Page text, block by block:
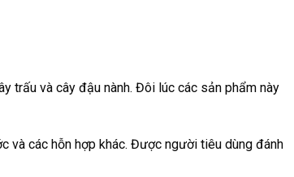
trấu và cây đậu nành. Đôi lúc các sản phẩm này
và các hỗn hợp khác. Được người tiêu dùng đánh